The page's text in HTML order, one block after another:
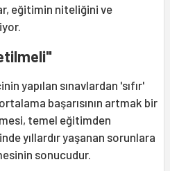
eğitimin niteliğini ve
yapılan sınavlardan 'sıfır'
başarısının artmak bir
temel eğitimden
yıllardır yaşanan sorunlara
sonucudur.